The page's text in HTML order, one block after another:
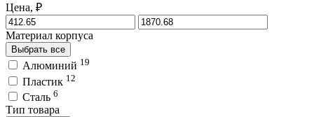
Цена, ₽
Материал корпуса
Выбрать все
Алюминий 19
Пластик 12
Сталь 6
Тип товара